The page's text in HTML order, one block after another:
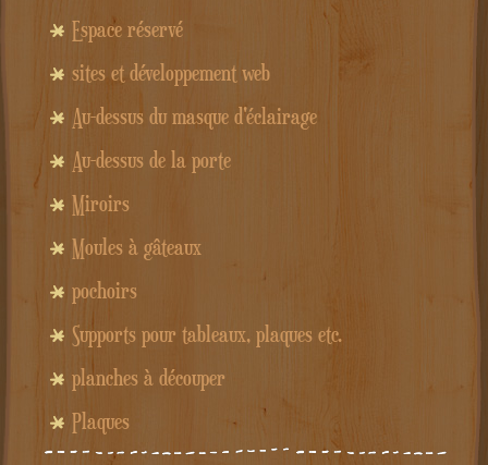
Espace réservé
sites et développement web
Au-dessus du masque d'éclairage
Au-dessus de la porte
Miroirs
Moules à gâteaux
pochoirs
Supports pour tableaux, plaques etc.
planches à découper
Plaques